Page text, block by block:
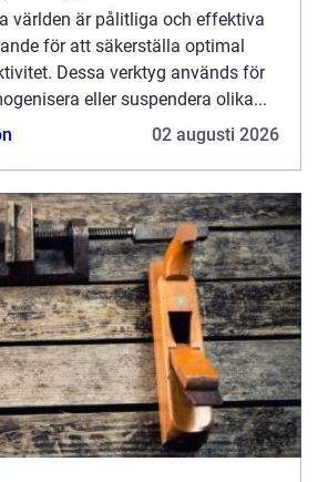
världen är pålitliga och effektiva
för att säkerställa optimal
Dessa verktyg används för
eller suspendera olika...
02 augusti 2026